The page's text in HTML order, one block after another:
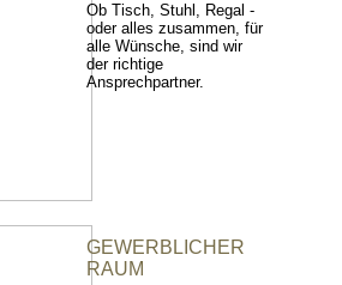
Ob Tisch, Stuhl, Regal -
oder alles zusammen, für
alle Wünsche, sind wir
der richtige
Ansprechpartner.
GEWERBLICHER
RAUM